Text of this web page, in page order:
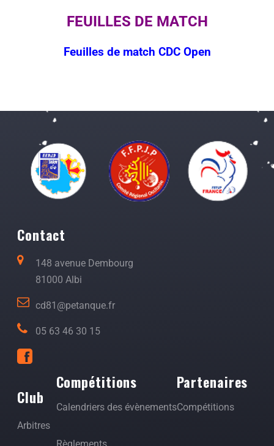
FEUILLES DE MATCH
Feuilles de match CDC Open
Contact
148 avenue Dembourg
81000 Albi
cd81@petanque.fr
05 63 46 30 15
Club
Arbitres
Compétitions
Calendriers des évènements
Partenaires
Compétitions